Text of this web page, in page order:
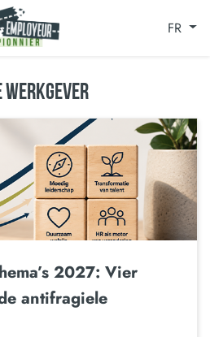
FR
2027: Vier
antifragiele